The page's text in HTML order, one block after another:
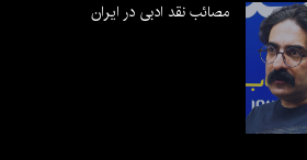
مصائب نقد ادبی در ایران